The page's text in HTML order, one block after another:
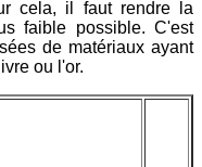
cela, il faut rendre la
faible possible. C'est
de matériaux ayant
ou l'or.